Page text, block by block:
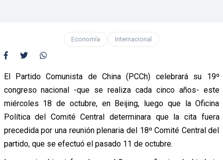
Economía Internacional
El Partido Comunista de China (PCCh) celebrará su 19º
congreso nacional -que se realiza cada cinco años- este
miércoles 18 de octubre, en Beijing, luego que la Oficina
Política del Comité Central determinara que la cita fuera
precedida por una reunión plenaria del 18º Comité Central del
partido, que se efectuó el pasado 11 de octubre.